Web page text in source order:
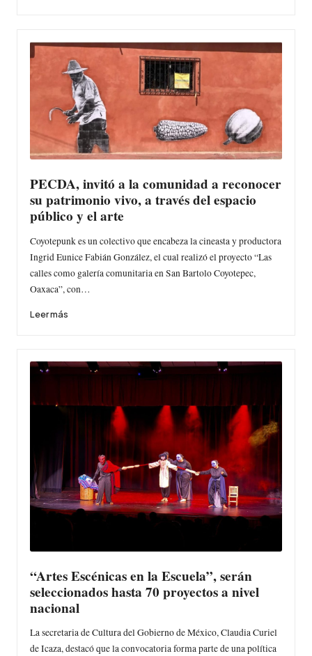
PECDA, invitó a la comunidad a reconocer
su patrimonio vivo, a través del espacio
público y el arte
Coyotepunk es un colectivo que encabeza la cineasta y productora
Ingrid Eunice Fabián González, el cual realizó el proyecto “Las
calles como galería comunitaria en San Bartolo Coyotepec,
Oaxaca”, con…
Leer más
“Artes Escénicas en la Escuela”, serán
seleccionados hasta 70 proyectos a nivel
nacional
La secretaria de Cultura del Gobierno de México, Claudia Curiel
de Icaza, destacó que la convocatoria forma parte de una política